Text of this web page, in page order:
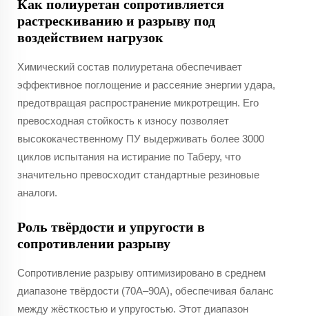
Как полиуретан сопротивляется
растрескиванию и разрыву под
воздействием нагрузок
Химический состав полиуретана обеспечивает
эффективное поглощение и рассеяние энергии удара,
предотвращая распространение микротрещин. Его
превосходная стойкость к износу позволяет
высококачественному ПУ выдерживать более 3000
циклов испытания на истирание по Таберу, что
значительно превосходит стандартные резиновые
аналоги.
Роль твёрдости и упругости в
сопротивлении разрыву
Сопротивление разрыву оптимизировано в среднем
диапазоне твёрдости (70А–90А), обеспечивая баланс
между жёсткостью и упругостью. Этот диапазон